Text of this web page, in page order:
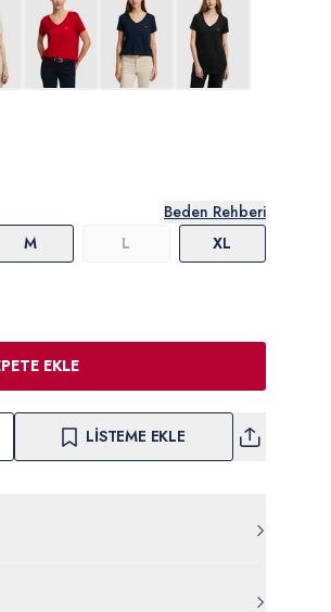
Beden Rehberi
M L XL
EKLE
LISTEME EKLE